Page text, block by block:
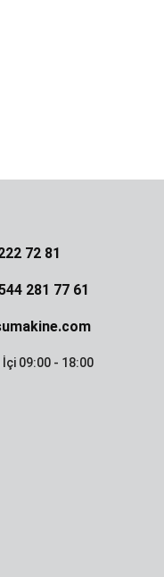
72 81
281 77 61
09:00 - 18:00